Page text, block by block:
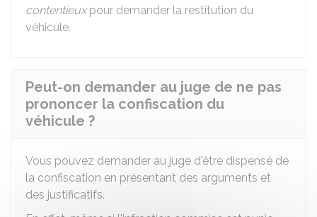
contentieuxpour demander la restitution du
véhicule.
Peut-on demander au juge de ne pas
prononcer la confiscation du
véhicule ?
Vous pouvez demander au juge d'être dispensé de
la confiscation en présentant des arguments et
des justificatifs.